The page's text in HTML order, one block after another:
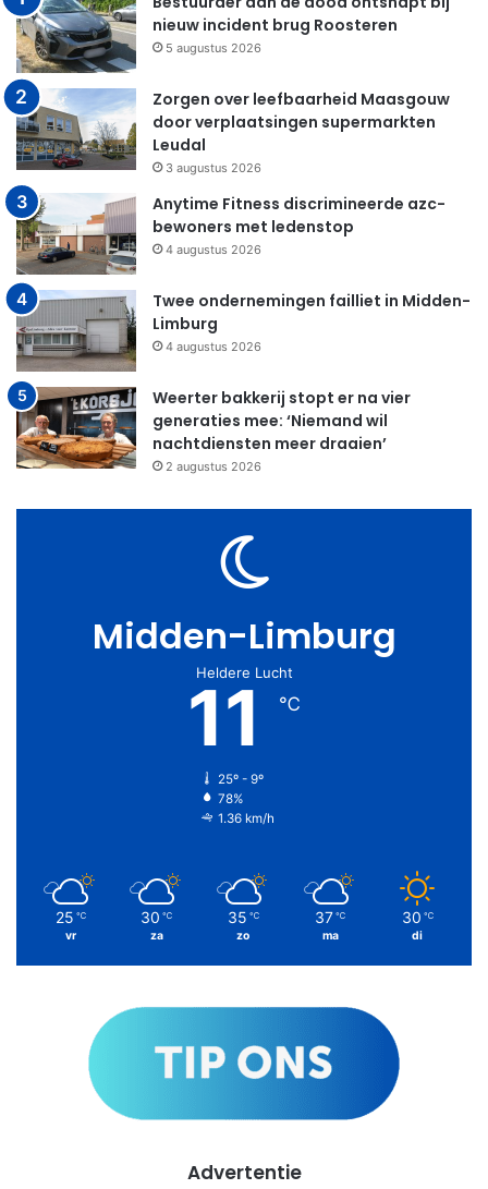
nieuw incident brug Roosteren
5 augustus 2026
Zorgen over leefbaarheid Maasgouw
door verplaatsingen supermarkten
Leudal
3 augustus 2026
Anytime Fitness discrimineerde azc-
bewoners met ledenstop
4 augustus 2026
Twee ondernemingen failliet in Midden-
Limburg
4 augustus 2026
Weerter bakkerij stopt er na vier
generaties mee: ‘Niemand wil
nachtdiensten meer draaien’
2 augustus 2026
Midden-Limburg
Heldere Lucht
11 ℃
25º - 9º
78%
1.36 km/h
25 ℃
vr
30 ℃
za
35 ℃
zo
37 ℃
ma
30 ℃
di
Advertentie